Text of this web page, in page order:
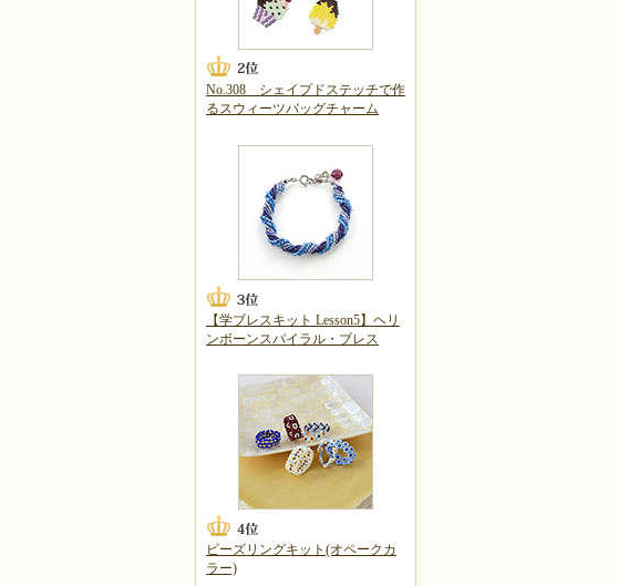
No.308 シェイプドステッチで作
るスウィーツバッグチャーム
【学ブレスキット Lesson5】ヘリ
ンボーンスパイラル・ブレス
ビーズリングキット(オペークカ
ラー)